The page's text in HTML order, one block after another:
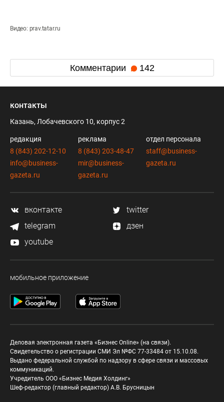
Видео: prav.tatar.ru
Комментарии 142
контакты
Казань, Лобачевского 10, корпус 2
редакция
8 (843) 202-12-10
info@business-
gazeta.ru
реклама
8 (843) 203-48-47
mir@business-
gazeta.ru
отдел персонала
staff@business-
gazeta.ru
вконтакте
twitter
telegram
дзен
youtube
мобильное приложение
Деловая электронная газета «Бизнес Online» (на связи).
Свидетельство о регистрации СМИ Эл №ФС 77-33484 от 15.10.08.
Выдано федеральной службой по надзору в сфере связи и массовых
коммуникаций.
Учредитель ООО «Бизнес Медия Холдинг»
Шеф-редактор (главный редактор) А.В. Брусницын